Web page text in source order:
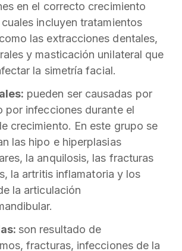
en el correcto crecimiento
incluyen tratamientos
las extracciones dentales,
y masticación unilateral que
la simetría facial.
pueden ser causadas por
por infecciones durante el
crecimiento. En este grupo se
las hipo e hiperplasias
la anquilosis, las fracturas
la artritis inflamatoria y los
la articulación
son resultado de
fracturas, infecciones de la